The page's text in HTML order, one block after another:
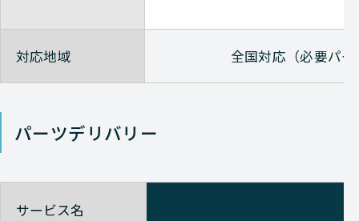
対応地域 全国対応（必要パ
パーツデリバリー
サービス名